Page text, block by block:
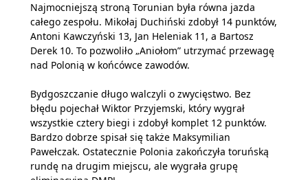
Najmocniejszą stroną Torunian była równa jazda
całego zespołu. Mikołaj Duchiński zdobył 14 punktów,
Antoni Kawczyński 13, Jan Heleniak 11, a Bartosz
Derek 10. To pozwoliło „Aniołom” utrzymać przewagę
nad Polonią w końcówce zawodów.
Bydgoszczanie długo walczyli o zwycięstwo. Bez
błędu pojechał Wiktor Przyjemski, który wygrał
wszystkie cztery biegi i zdobył komplet 12 punktów.
Bardzo dobrze spisał się także Maksymilian
Pawełczak. Ostatecznie Polonia zakończyła toruńską
rundę na drugim miejscu, ale wygrała grupę